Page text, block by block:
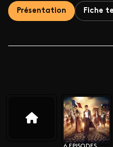
Présentation Fiche